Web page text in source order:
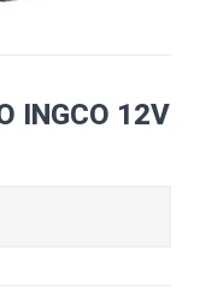
INGCO 12V